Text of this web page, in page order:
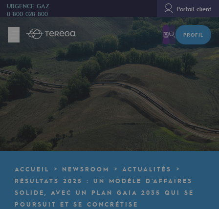
URGENCE GAZ
0 800 028 800
Portail client
PROFIL
Nous sommes
Nous sommes
80 ans d'histoire
Teréga
Teréga
Accélérateur de la transition énergétique
Une organisation adaptative et ouverte
Une organisation adaptative et
ACCUEIL NEWSROOM
ACTUALITÉS
RÉSULTATS 2025 : UN MODÈLE D'AFFAIRES
SOLIDE, AVEC UN PLAN GAIA 2035 QUI SE
POURSUIT ET SE CONCRÉTISE